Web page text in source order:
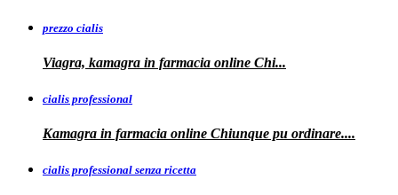
prezzo cialis
Viagra, kamagra in farmacia online Chi...
cialis professional
Kamagra in farmacia online Chiunque pu ordinare....
cialis professional senza ricetta